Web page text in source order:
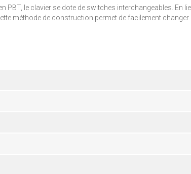
PBT, le clavier se dote de switches interchangeables. En
méthode de construction permet de facilement